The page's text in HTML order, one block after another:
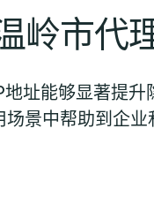
岭市代
址能够显著提
景中帮助到企业